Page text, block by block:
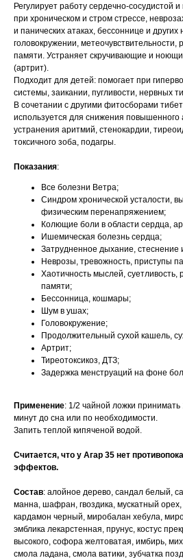
Регулирует работу сердечно-сосудистой
при хроническом и стром стрессе,
и панических атаках, бессоннице и других
головокружении,
памяти. Устраняет скручивающие и
(артрит).
Подходит для детей: помогает при
системы, заикании, пугливости, нервных
В сочетании с другими фитосборами
используется для снижения повышенного
устранения аритмий, стенокардии,
токсичного зоба, подагры.
Показания:
Все болезни Ветра;
Синдром хронической усталости,
физическим перенапряжением;
Колющие боли в области сердца,
Ишемическая болезнь сердца;
Затрудненное дыхание, стеснение
Неврозы, тревожность, приступы
Хаотичность мыслей, суетливость,
памяти;
Бессонница, кошмары;
Шум в ушах;
Головокружение;
Продолжительный сухой кашель,
Артрит;
Тиреотоксикоз, ДТЗ;
Задержка менструаций на фоне
Применение: 1/2 чайной ложки принимать
минут до сна или по необходимости.
Запить теплой кипяченой водой.
Считается, что у Агар 35 нет
эффектов.
Состав: алойное дерево, сандал белый,
манна, шафран, гвоздика, мускатный
кардамон черный, миробалан хебула,
эмблика лекарстенная, прунус, костус
высокого, софора желтоватая, имбирь,
смола ладана, смола ватики, зубчатка